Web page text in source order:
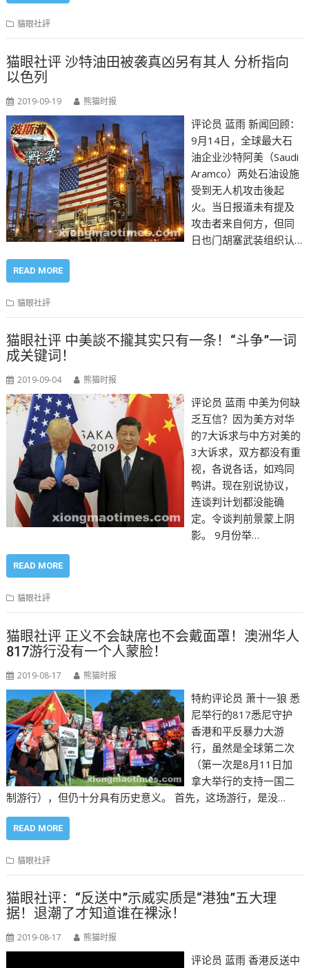
貓眼社評
猫眼社评 沙特油田被袭真凶另有其人 分析指向
以色列
2019-09-19 熊猫时报
评论员 蓝雨 新闻回顾：
9月14日，全球最大石
油企业沙特阿美（Saudi
Aramco）两处石油设施
受到无人机攻击後起
火。当日报道未有提及
攻击者来自何方，但同
日也门胡塞武装组织认…
READ MORE
貓眼社評
猫眼社评 中美談不攏其实只有一条！“斗争”一词
成关键词！
2019-09-04 熊猫时报
评论员 蓝雨 中美为何缺
乏互信？因为美方对华
的7大诉求与中方对美的
3大诉求，双方都没有重
视，各说各话，如鸡同
鸭讲。现在别说协议，
连谈判计划都没能确
定。令谈判前景蒙上阴
影。 9月份举…
READ MORE
貓眼社評
猫眼社评 正义不会缺席也不会戴面罩！澳洲华人
817游行没有一个人蒙脸！
2019-08-17 熊猫时报
特約评论员 萧十一狼 悉
尼举行的817悉尼守护
香港和平反暴力大游
行，虽然是全球第二次
（第一次是8月11日加
拿大举行的支持一国二
制游行），但仍十分具有历史意义。 首先，这场游行，是没…
READ MORE
貓眼社評
猫眼社评：“反送中”示威实质是“港独”五大理
据！退潮了才知道谁在裸泳！
2019-08-17 熊猫时报
评论员 蓝雨 香港反送中